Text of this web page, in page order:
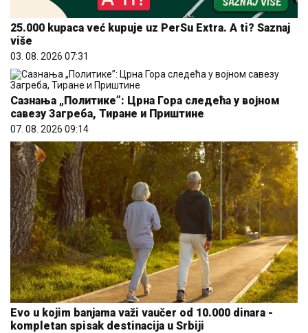
25.000 kupaca već kupuje uz PerSu Extra. A ti? Saznaj
više
03. 08. 2026 07:31
Сазнања „Политике”: Црна Гора следећа у војном
савезу Загреба, Тиране и Приштине
07. 08. 2026 09:14
Evo u kojim banjama važi vaučer od 10.000 dinara -
kompletan spisak destinacija u Srbiji